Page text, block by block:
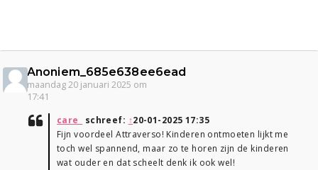
Anoniem_685e638ee6ead
maandag 20 januari 2025 om
17:41
care_
schreef: ↑20-01-2025 17:35
Fijn voordeel Attraverso! Kinderen ontmoeten lijkt me
toch wel spannend, maar zo te horen zijn de kinderen
wat ouder en dat scheelt denk ik ook wel!